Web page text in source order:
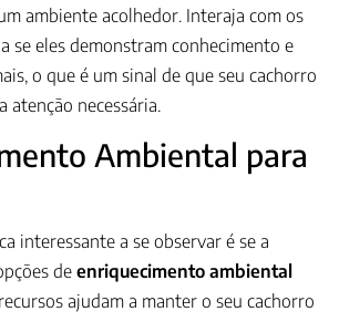
ambiente acolhedor. Interaja com os
se eles demonstram conhecimento e
o que é um sinal de que seu cachorro
atenção necessária.
Ambiental para
interessante a se observar é se a
de enriquecimento ambiental
ajudam a manter o seu cachorro